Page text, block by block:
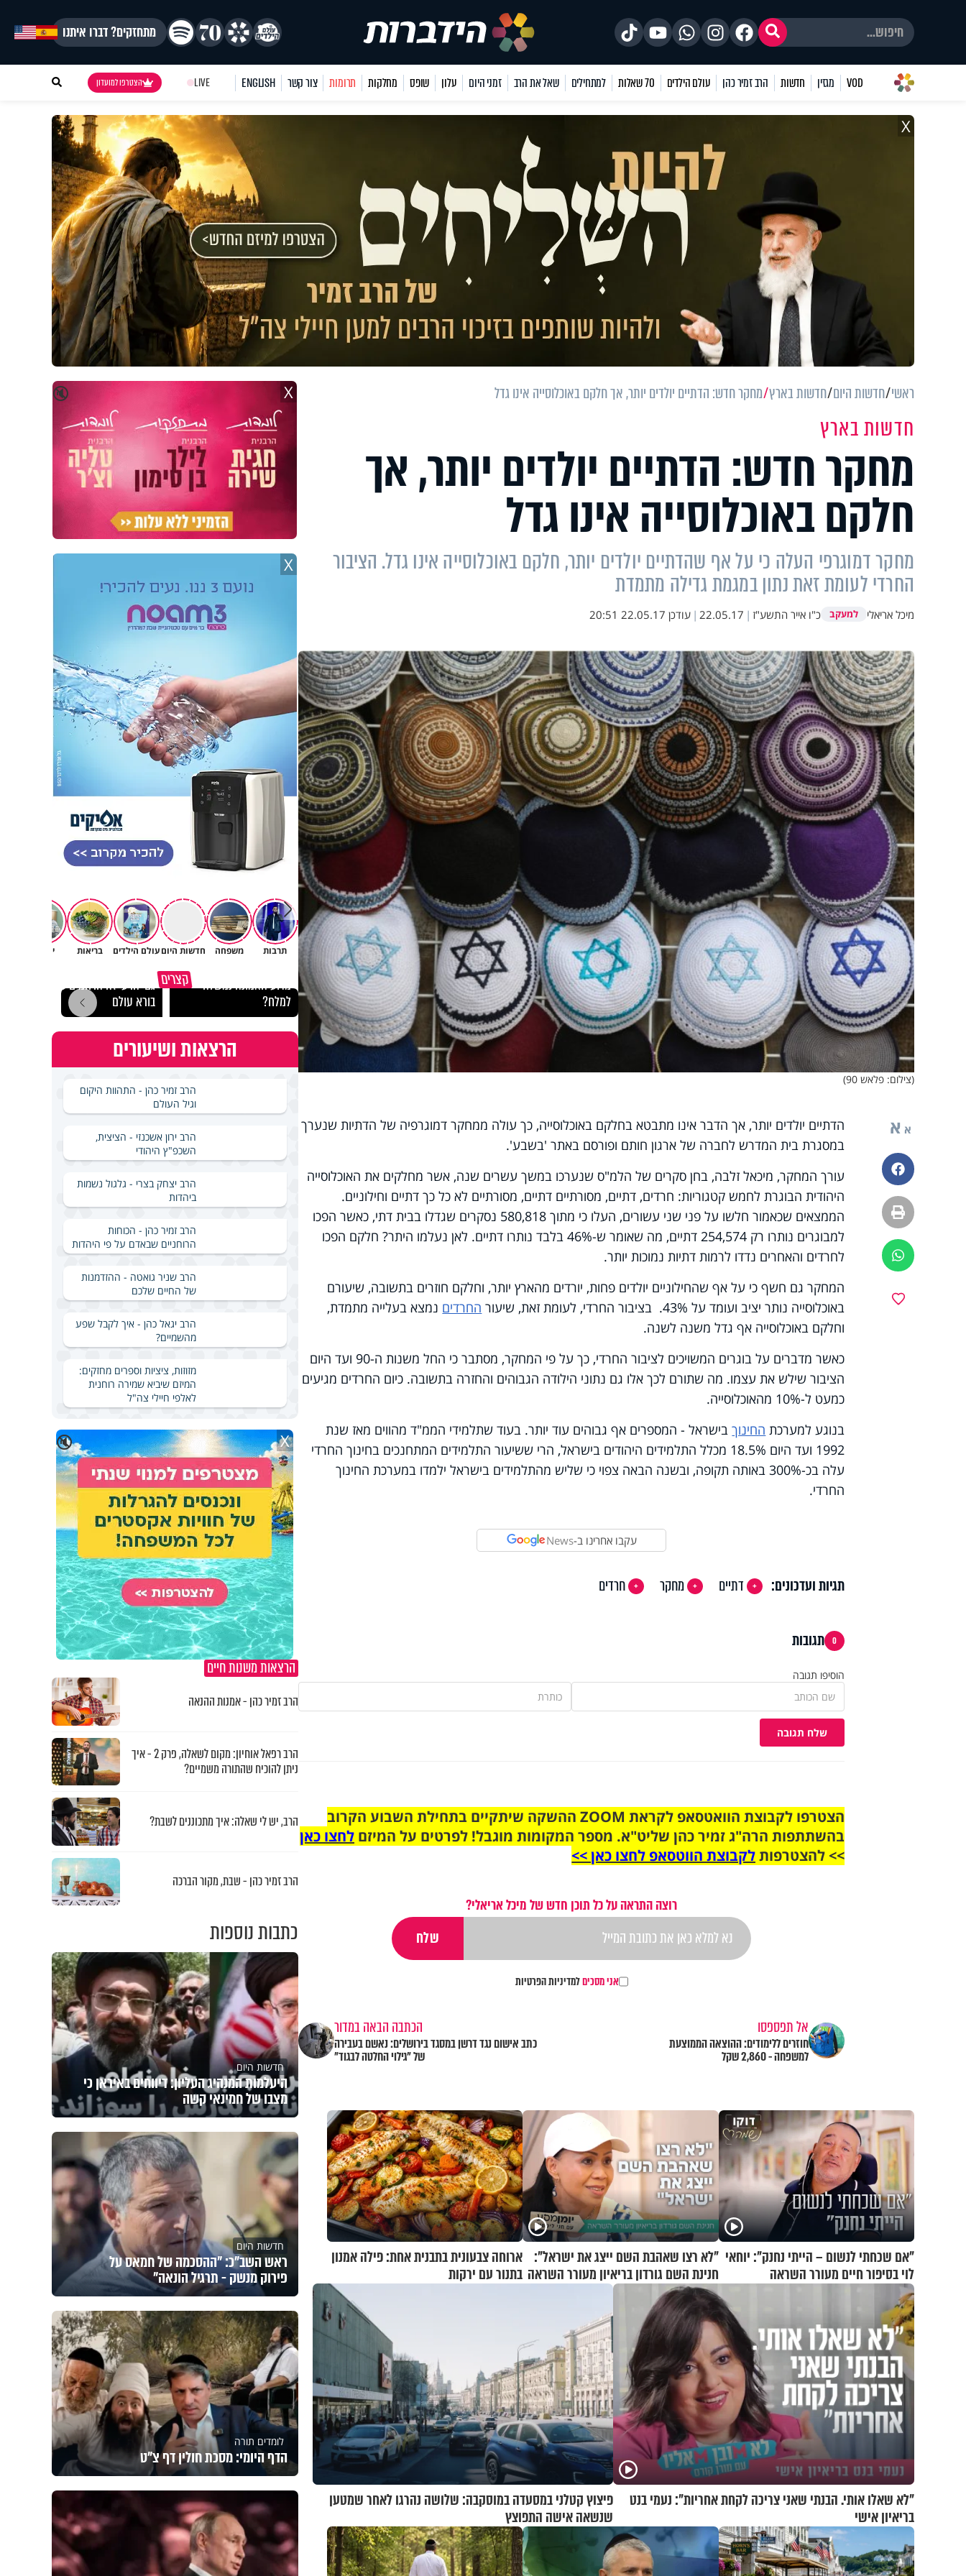
מתחזקים? דברו איתנו
VOD מגזין חדשות הרב זמיר כהן עולם הילדים 70 שאלות למתחילים שאל את הרב זמני היום עלון שופס מחלקות תרומות צור קשר ENGLISH
LIVE הצטרפו למועדון
X
ראשי חדשות היום חדשות בארץ מחקר חדש: הדתיים יולדים יותר, אך חלקם באוכלוסייה אינו גדל
חדשות בארץ
מחקר חדש: הדתיים יולדים יותר, אך
חלקם באוכלוסייה אינו גדל
מחקר דמוגרפי העלה כי על אף שהדתיים יולדים יותר, חלקם באוכלוסייה אינו גדל. הציבור
החרדי לעומת זאת נתון במגמת גדילה מתמדת
מיכל אריאלי למעקב כ"ו אייר התשע"ז |
22.05.17
| עודכן 22.05.17 20:51
(צילום: פלאש 90)
א א
פייסבוק
הדפסה
ווטסאפ
הדתיים יולדים יותר, אך הדבר אינו מתבטא בחלקם באוכלוסייה, כך עולה ממחקר דמוגרפיה של הדתיות שנערך
במסגרת בית המדרש לחברה של ארגון חותם ופורסם באתר 'בשבע'.
עורך המחקר, מיכאל זלבה, בחן סקרים של הלמ"ס שנערכו במשך עשרים שנה, אשר מחלקים את האוכלוסייה
היהודית הבוגרת לחמש קטגוריות: חרדים, דתיים, מסורתיים דתיים, מסורתיים לא כל כך דתיים וחילוניים.
הממצאים שכאמור חלשו על פני שני עשורים, העלו כי מתוך 580,818 נסקרים שגדלו בבית דתי, כאשר הפכו
למבוגרים נותרו רק 254,574 דתיים, מה שאומר ש-46% בלבד נותרו דתיים. לאן נעלמו היתר? חלקם הפכו
לחרדים והאחרים נדדו לרמות דתיות נמוכות יותר.
המחקר גם חשף כי על אף שהחילוניים יולדים פחות, יורדים מהארץ יותר, וחלקם חוזרים בתשובה, שיעורם
באוכלוסייה נותר יציב ועומד על 43%. בציבור החרדי, לעומת זאת, שיעור
החרדים נמצא בעלייה מתמדת,
וחלקם באוכלוסייה אף גדל משנה לשנה.
כאשר מדברים על בוגרים המשויכים לציבור החרדי, כך על פי המחקר, מסתבר כי החל משנות ה-90 ועד היום
הציבור שילש את עצמו. מה שתורם לכך אלו גם נתוני הילודה הגבוהים והחזרה בתשובה. כיום החרדים מגיעים
כמעט ל-10% מהאוכלוסייה.
בנוגע למערכת החינוךבישראל - המספרים אף גבוהים עוד יותר. בעוד שתלמידי הממ"ד מהווים מאז שנת
1992 ועד היום 18.5% מכלל התלמידים היהודים בישראל, הרי ששיעור התלמידים המתחנכים בחינוך החרדי
עלה בכ-300% באותה תקופה, ובשנה הבאה צפוי כי שליש מהתלמידים בישראל ילמדו במערכת החינוך
החרדי.
עקבו אחרינו ב-News
תגיות ועדכונים: דתיים מחקר חרדים
0 תגובות
הוסיפו תגובה
שלח תגובה
הצטרפו לקבוצת הוואטסאפ לקראת ZOOM ההשקה שיתקיים בתחילת השבוע הקרוב
בהשתתפות הרה"ג זמיר כהן שליט"א. מספר המקומות מוגבל! לפרטים על המיזם לחצו כאן
>> להצטרפותלקבוצת הווטסאפ לחצו כאן >>
רוצה התראה על כל תוכן חדש של מיכל אריאלי?
אני מסכיםלמדיניות הפרטיות
אל תפספסו
חוזרים ללימודים: ההוצאה הממוצעת
למשפחה - 2,860 שקל
הכתבה הבאה במדור
כתב אישום נגד דרשן במסגד בירושלים: נאשם בעבירה
של "גילוי החלטה לבגוד"
"אם שכחתי לנשום – הייתי נחנק": יוחאי
לוי בסיפור חיים מעורר השראה
"לא רצו שאהבת השם ייצג את ישראל":
חנינת השם גורדון בריאיון מעורר השראה
ארוחה צבעונית בתבנית אחת: פילה אמנון
בתנור עם ירקות
"לא שאלו אותי. הבנתי שאני צריכה לקחת אחריות": נעמי בנט
בריאיון אישי
פיצוץ קטלני במסעדה במוסקבה: שלושה נהרגו לאחר שמטען
שנשאה אישה התפוצץ
🔇 X
X
תרבות משפחה חדשות היוםעולם הילדים בריאות יהדות
קצרים
מדוע האמונה נמשלה
למלח?
גם ׳הרע׳ זה הרחמים של
בורא עולם
הרצאות ושיעורים
הרב זמיר כהן - התהוות היקום
וגיל העולם
הרב ירון אשכנזי - הציצית,
השכפ"ץ היהודי
הרב יצחק בצרי - גלגול נשמות
ביהדות
הרב זמיר כהן - הכוחות
הרוחניים שבאדם על פי היהדות
הרב שניר גואטה - ההזדמנות
של החיים שלכם
הרב יגאל כהן - איך לקבל שפע
מהשמיים?
מזוזות, ציציות וספרים מחזקים:
המיזם שיביא שמירה רוחנית
לאלפי חיילי צה"ל
🔇 X
הרצאות משנות חיים
הרב זמיר כהן - אמנות ההנאה
הרב רפאל אוחיון: מקום לשאלה, פרק 2 - איך
ניתן להוכיח שהתורה משמיים?
הרב, יש לי שאלה: איך מתכוננים לשבת?
הרב זמיר כהן - שבת, מקור הברכה
כתבות נוספות
חדשות היום
היעלמות המנהיג העליון: דיווחים באיראן כי
מצבו של חמינאי קשה
חדשות היום
ראש השב"כ: "ההסכמה של חמאס על
פירוק מנשק - תרגיל הונאה"
לומדים תורה
הדף היומי: מסכת חולין דף צ"ט